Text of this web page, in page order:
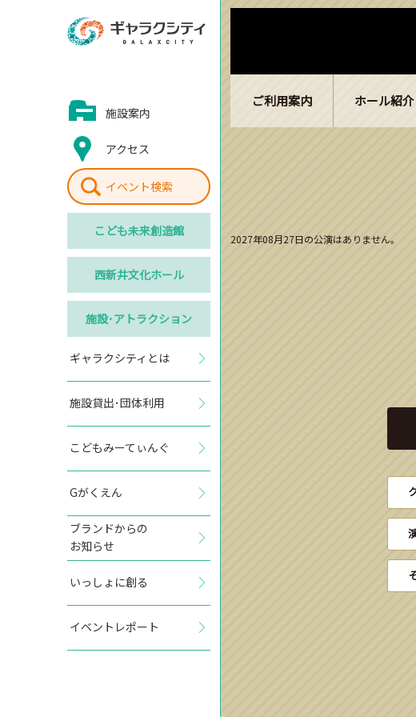
施設案内
アクセス
イベント検索
こども未来創造館
西新井文化ホール
施設･アトラクション
ギャラクシティとは
施設貸出･団体利用
こどもみーてぃんぐ
Gがくえん
ブランドからの
お知らせ
いっしょに創る
イベントレポート
ご利用案内 ホール紹介
2027年08月27日の公演はありません。